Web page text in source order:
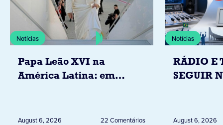
Notícias
Papa Leão XVI na
América Latina: em
Peru
August 6, 2026 22 Comentários
Notícias
RÁDIO E
SEGUIR
DESTA
August 6, 2026